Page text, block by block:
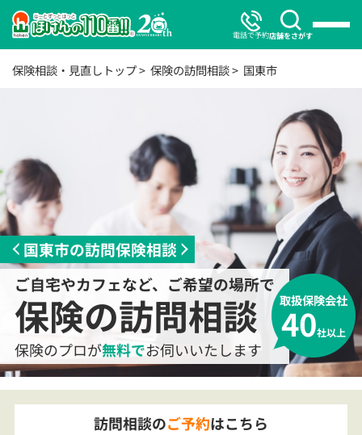
電話で予約店舗をさがす
保険相談・見直しトップ 保険の訪問相談 国東市
国東市の訪問保険相談
ご自宅やカフェなど、ご希望の場所で
保険の訪問相談
保険のプロが無料でお伺いいたします
取扱保険会社
40社以上
訪問相談のご予約はこちら